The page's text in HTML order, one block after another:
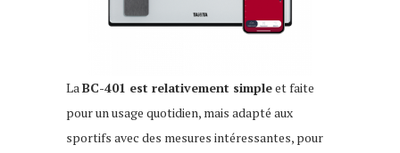
LaBC-401 est relativement simpleet faite
pour un usage quotidien, mais adapté aux
sportifs avec des mesures intéressantes, pour